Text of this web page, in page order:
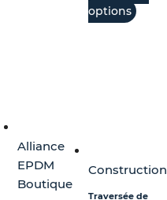
options
Alliance
EPDM
Boutique
Construction
Traversée de